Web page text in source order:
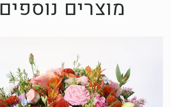
מוצרים נוספים